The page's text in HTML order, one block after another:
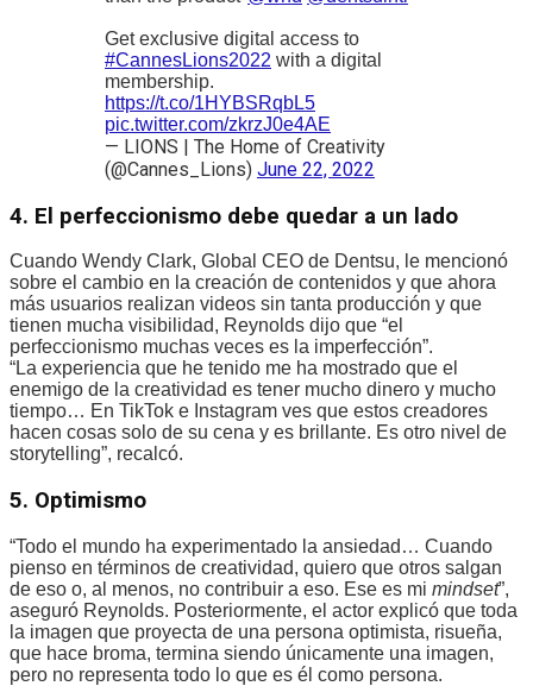
Get exclusive digital access to
#CannesLions2022 with a digital
membership.
https://t.co/1HYBSRqbL5
pic.twitter.com/zkrzJ0e4AE
— LIONS | The Home of Creativity
(@Cannes_Lions) June 22, 2022
4. El perfeccionismo debe quedar a un lado
Cuando Wendy Clark, Global CEO de Dentsu, le mencionó
sobre el cambio en la creación de contenidos y que ahora
más usuarios realizan videos sin tanta producción y que
tienen mucha visibilidad, Reynolds dijo que “el
perfeccionismo muchas veces es la imperfección”.
“La experiencia que he tenido me ha mostrado que el
enemigo de la creatividad es tener mucho dinero y mucho
tiempo… En TikTok e Instagram ves que estos creadores
hacen cosas solo de su cena y es brillante. Es otro nivel de
storytelling”, recalcó.
5. Optimismo
“Todo el mundo ha experimentado la ansiedad… Cuando
pienso en términos de creatividad, quiero que otros salgan
de eso o, al menos, no contribuir a eso. Ese es mi mindset”,
aseguró Reynolds. Posteriormente, el actor explicó que toda
la imagen que proyecta de una persona optimista, risueña,
que hace broma, termina siendo únicamente una imagen,
pero no representa todo lo que es él como persona.